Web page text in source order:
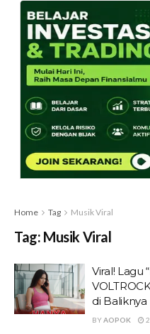
Home Tag Musik Viral
Tag: Musik Viral
Viral! Lagu
di Baliknya
BYAOPOK